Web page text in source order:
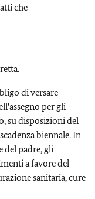
che
di versare
per gli
su disposizioni del
biennale. In
del padre, gli
a favore del
sanitaria, cure